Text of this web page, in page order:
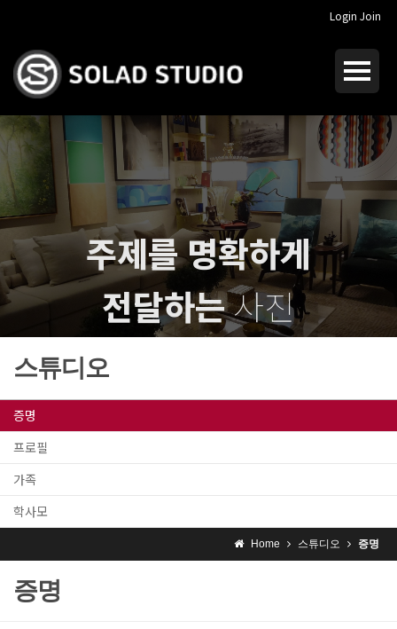
Login Join
주제를 명확하게
전달하는사진
I dream ofcrucial photography
스튜디오
증명
프로필
가족
학사모
Home 스튜디오 증명
증명